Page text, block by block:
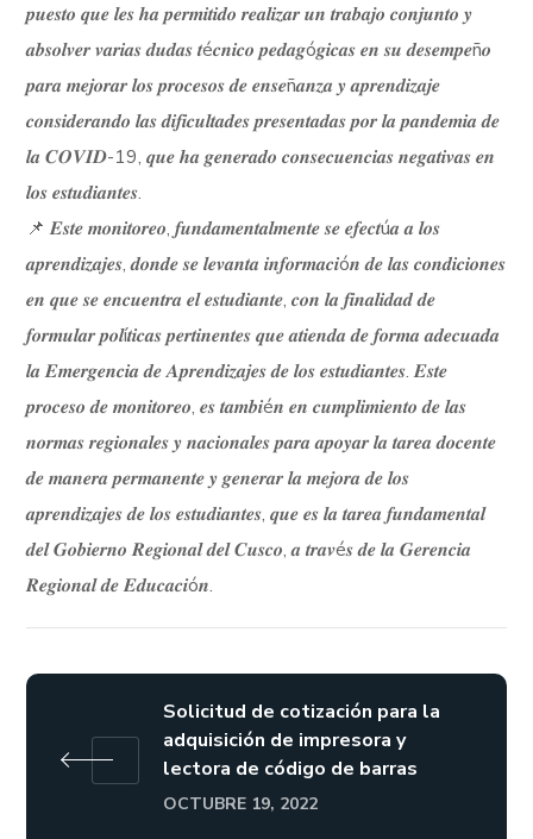
𝒑𝒖𝒆𝒔𝒕𝒐 𝒒𝒖𝒆 𝒍𝒆𝒔 𝒉𝒂 𝒑𝒆𝒓𝒎𝒊𝒕𝒊𝒅𝒐 𝒓𝒆𝒂𝒍𝒊𝒛𝒂𝒓 𝒖𝒏 𝒕𝒓𝒂𝒃𝒂𝒋𝒐 𝒄𝒐𝒏𝒋𝒖𝒏𝒕𝒐 𝒚
𝒂𝒃𝒔𝒐𝒍𝒗𝒆𝒓 𝒗𝒂𝒓𝒊𝒂𝒔 𝒅𝒖𝒅𝒂𝒔 𝒕é𝒄𝒏𝒊𝒄𝒐 𝒑𝒆𝒅𝒂𝒈ó𝒈𝒊𝒄𝒂𝒔 𝒆𝒏 𝒔𝒖 𝒅𝒆𝒔𝒆𝒎𝒑𝒆ñ𝒐
𝒑𝒂𝒓𝒂 𝒎𝒆𝒋𝒐𝒓𝒂𝒓 𝒍𝒐𝒔 𝒑𝒓𝒐𝒄𝒆𝒔𝒐𝒔 𝒅𝒆 𝒆𝒏𝒔𝒆ñ𝒂𝒏𝒛𝒂 𝒚 𝒂𝒑𝒓𝒆𝒏𝒅𝒊𝒛𝒂𝒋𝒆
𝒄𝒐𝒏𝒔𝒊𝒅𝒆𝒓𝒂𝒏𝒅𝒐 𝒍𝒂𝒔 𝒅𝒊𝒇𝒊𝒄𝒖𝒍𝒕𝒂𝒅𝒆𝒔 𝒑𝒓𝒆𝒔𝒆𝒏𝒕𝒂𝒅𝒂𝒔 𝒑𝒐𝒓 𝒍𝒂 𝒑𝒂𝒏𝒅𝒆𝒎𝒊𝒂 𝒅𝒆
𝒍𝒂 𝑪𝑶𝑽𝑰𝑫-19, 𝒒𝒖𝒆 𝒉𝒂 𝒈𝒆𝒏𝒆𝒓𝒂𝒅𝒐 𝒄𝒐𝒏𝒔𝒆𝒄𝒖𝒆𝒏𝒄𝒊𝒂𝒔 𝒏𝒆𝒈𝒂𝒕𝒊𝒗𝒂𝒔 𝒆𝒏
𝒍𝒐𝒔 𝒆𝒔𝒕𝒖𝒅𝒊𝒂𝒏𝒕𝒆𝒔.
📌 𝑬𝒔𝒕𝒆 𝒎𝒐𝒏𝒊𝒕𝒐𝒓𝒆𝒐, 𝒇𝒖𝒏𝒅𝒂𝒎𝒆𝒏𝒕𝒂𝒍𝒎𝒆𝒏𝒕𝒆 𝒔𝒆 𝒆𝒇𝒆𝒄𝒕ú𝒂 𝒂 𝒍𝒐𝒔
𝒂𝒑𝒓𝒆𝒏𝒅𝒊𝒛𝒂𝒋𝒆𝒔, 𝒅𝒐𝒏𝒅𝒆 𝒔𝒆 𝒍𝒆𝒗𝒂𝒏𝒕𝒂 𝒊𝒏𝒇𝒐𝒓𝒎𝒂𝒄𝒊ó𝒏 𝒅𝒆 𝒍𝒂𝒔 𝒄𝒐𝒏𝒅𝒊𝒄𝒊𝒐𝒏𝒆𝒔
𝒆𝒏 𝒒𝒖𝒆 𝒔𝒆 𝒆𝒏𝒄𝒖𝒆𝒏𝒕𝒓𝒂 𝒆𝒍 𝒆𝒔𝒕𝒖𝒅𝒊𝒂𝒏𝒕𝒆, 𝒄𝒐𝒏 𝒍𝒂 𝒇𝒊𝒏𝒂𝒍𝒊𝒅𝒂𝒅 𝒅𝒆
𝒇𝒐𝒓𝒎𝒖𝒍𝒂𝒓 𝒑𝒐𝒍í𝒕𝒊𝒄𝒂𝒔 𝒑𝒆𝒓𝒕𝒊𝒏𝒆𝒏𝒕𝒆𝒔 𝒒𝒖𝒆 𝒂𝒕𝒊𝒆𝒏𝒅𝒂 𝒅𝒆 𝒇𝒐𝒓𝒎𝒂 𝒂𝒅𝒆𝒄𝒖𝒂𝒅𝒂
𝒍𝒂 𝑬𝒎𝒆𝒓𝒈𝒆𝒏𝒄𝒊𝒂 𝒅𝒆 𝑨𝒑𝒓𝒆𝒏𝒅𝒊𝒛𝒂𝒋𝒆𝒔 𝒅𝒆 𝒍𝒐𝒔 𝒆𝒔𝒕𝒖𝒅𝒊𝒂𝒏𝒕𝒆𝒔. 𝑬𝒔𝒕𝒆
𝒑𝒓𝒐𝒄𝒆𝒔𝒐 𝒅𝒆 𝒎𝒐𝒏𝒊𝒕𝒐𝒓𝒆𝒐, 𝒆𝒔 𝒕𝒂𝒎𝒃𝒊é𝒏 𝒆𝒏 𝒄𝒖𝒎𝒑𝒍𝒊𝒎𝒊𝒆𝒏𝒕𝒐 𝒅𝒆 𝒍𝒂𝒔
𝒏𝒐𝒓𝒎𝒂𝒔 𝒓𝒆𝒈𝒊𝒐𝒏𝒂𝒍𝒆𝒔 𝒚 𝒏𝒂𝒄𝒊𝒐𝒏𝒂𝒍𝒆𝒔 𝒑𝒂𝒓𝒂 𝒂𝒑𝒐𝒚𝒂𝒓 𝒍𝒂 𝒕𝒂𝒓𝒆𝒂 𝒅𝒐𝒄𝒆𝒏𝒕𝒆
𝒅𝒆 𝒎𝒂𝒏𝒆𝒓𝒂 𝒑𝒆𝒓𝒎𝒂𝒏𝒆𝒏𝒕𝒆 𝒚 𝒈𝒆𝒏𝒆𝒓𝒂𝒓 𝒍𝒂 𝒎𝒆𝒋𝒐𝒓𝒂 𝒅𝒆 𝒍𝒐𝒔
𝒂𝒑𝒓𝒆𝒏𝒅𝒊𝒛𝒂𝒋𝒆𝒔 𝒅𝒆 𝒍𝒐𝒔 𝒆𝒔𝒕𝒖𝒅𝒊𝒂𝒏𝒕𝒆𝒔, 𝒒𝒖𝒆 𝒆𝒔 𝒍𝒂 𝒕𝒂𝒓𝒆𝒂 𝒇𝒖𝒏𝒅𝒂𝒎𝒆𝒏𝒕𝒂𝒍
𝒅𝒆𝒍 𝑮𝒐𝒃𝒊𝒆𝒓𝒏𝒐 𝑹𝒆𝒈𝒊𝒐𝒏𝒂𝒍 𝒅𝒆𝒍 𝑪𝒖𝒔𝒄𝒐, 𝒂 𝒕𝒓𝒂𝒗é𝒔 𝒅𝒆 𝒍𝒂 𝑮𝒆𝒓𝒆𝒏𝒄𝒊𝒂
𝑹𝒆𝒈𝒊𝒐𝒏𝒂𝒍 𝒅𝒆 𝑬𝒅𝒖𝒄𝒂𝒄𝒊ó𝒏.
Solicitud de cotización para la
adquisición de impresora y
lectora de código de barras
OCTUBRE 19, 2022